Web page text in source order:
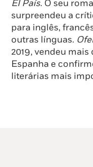
El País. O seu
surpreendeu a
para inglês,
outras línguas.
2019, vendeu mais
Espanha e
literárias mais